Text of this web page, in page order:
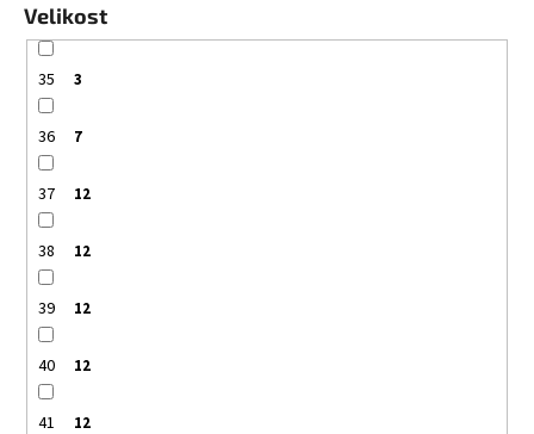
Velikost
35 3
36 7
37 12
38 12
39 12
40 12
41 12